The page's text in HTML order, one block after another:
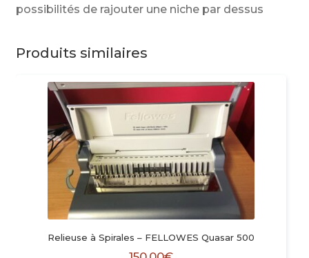
possibilités de rajouter une niche par dessus
Produits similaires
Relieuse à Spirales – FELLOWES Quasar 500